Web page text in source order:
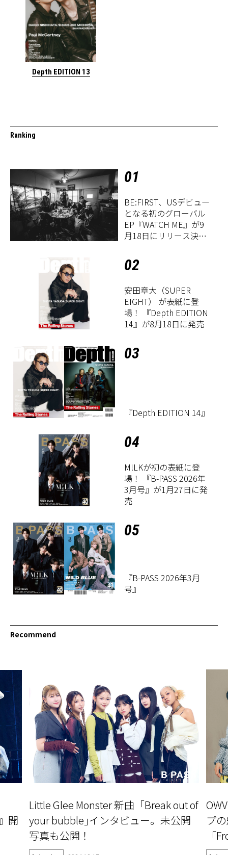
Depth EDITION 13
Ranking
01
BE:FIRST、USデビュー
となる初のグローバル
EP『WATCH ME』が9
月18日にリリース決
02
安田章大（SUPER
EIGHT） が表紙に登
場！ 『Depth EDITION
14』が8月18日に発売
03
『Depth EDITION 14』
04
M!LKが初の表紙に登
場！ 『B-PASS 2026年
3月号』が1月27日に発
売
05
『B-PASS 2026年3月
号』
Recommend
開
Little Glee Monster 新曲「Break out of
your bubble｣インタビュー。未公開
写真も公開！
プ
「